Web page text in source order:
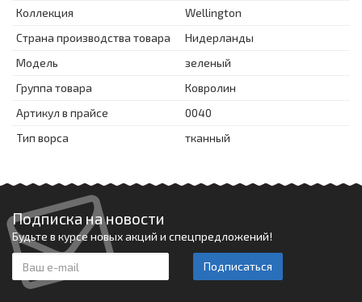
Коллекция
Wellington
Страна производства товара
Нидерланды
Модель
зеленый
Группа товара
Ковролин
Артикул в прайсе
0040
Тип ворса
тканный
Подписка на новости
Будьте в курсе новых акций и спецпредложений!
Подписаться